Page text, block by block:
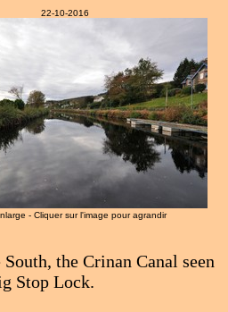
22-10-2016
- Cliquer sur l'image pour agrandir
the Crinan Canal seen
Stop Lock.